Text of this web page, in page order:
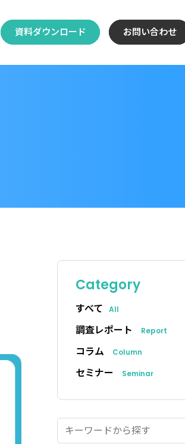
資料ダウンロード お問い合わせ
Category
すべて All
調査レポート Report
コラム Column
セミナー Seminar